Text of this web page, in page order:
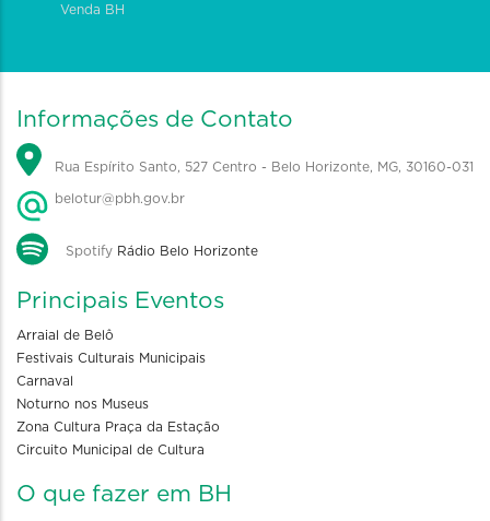
Venda BH
Informações de Contato
Rua Espírito Santo, 527 Centro - Belo Horizonte, MG, 30160-031
belotur@pbh.gov.br
Spotify Rádio Belo Horizonte
Principais Eventos
Arraial de Belô
Festivais Culturais Municipais
Carnaval
Noturno nos Museus
Zona Cultura Praça da Estação
Circuito Municipal de Cultura
O que fazer em BH